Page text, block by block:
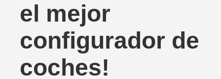
el mejor
configurador de
coches!